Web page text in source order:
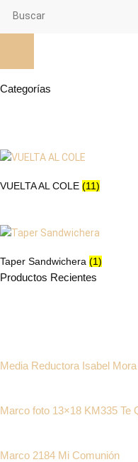
Categorías
VUELTA AL COLE (11)
Taper Sandwichera (1)
Productos Recientes
Media Reductora Isabel
Marco foto 13×18 KM335 Te
Marco 2184 Mi Comunión